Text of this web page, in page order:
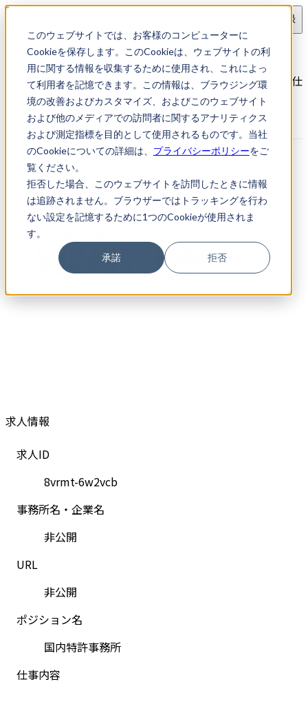
このウェブサイトでは、お客様のコンピューターに
Cookieを保存します。このCookieは、ウェブサイトの利
用に関する情報を収集するために使用され、これによっ
て利用者を記憶できます。この情報は、ブラウジング環
境の改善およびカスタマイズ、およびこのウェブサイト
および他のメディアでの訪問者に関するアナリティクス
および測定指標を目的として使用されるものです。当社
のCookieについての詳細は、 プライバシーポリシーをご
覧ください。
拒否した場合、このウェブサイトを訪問したときに情報
は追跡されません。ブラウザーではトラッキングを行わ
ない設定を記憶するために1つのCookieが使用されま
す。
承諾 拒否
会員登録
求人検索 【東京都新宿区】国内特許事務員募集
【東京都新宿区】国内特許事務員募集｜知財転職・知財お仕
事ナビ
求人情報
求人ID
8vrmt-6w2vcb
事務所名・企業名
非公開
URL
非公開
ポジション名
国内特許事務所
仕事内容